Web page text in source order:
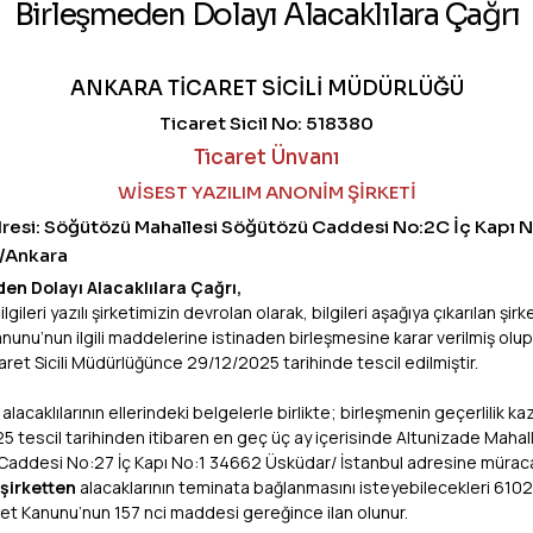
kullanılması ve/veya Şirketimizin düzenlediği
da otomatik olmayan yöntemlerle, ofisler, şubeler, çağrı
olarak toplanabilir. Kişisel verileriniz elektronik
ortamlarda yetkisiz erişime maruz
ile teknik güvenlik altyapı geliştirmeleri
kullanılmamak kaydı ile gerekli tüm bilgi güvenliği
kıldığı süre boyunca saklanacak ve işlenecektir. Bu
çıkarılacaktır.
Birleşmeden Dolayı Alacaklılara Çağrı
ANKARA TİCARET SİCİLİ MÜDÜRLÜĞÜ
Ticaret Sicil No: 518380
Ticaret Ünvanı
WİSEST YAZILIM ANONİM ŞİRKETİ
Söğütözü Mahallesi Söğütözü Caddesi No:2C İç Kapı
Ankara
Dolayı Alacaklılara Çağrı,
yazılı şirketimizin devrolan olarak, bilgileri aşağıya çıkarılan
ilgili maddelerine istinaden birleşmesine karar verilmiş
Sicili Müdürlüğünce 29/12/2025 tarihinde tescil edilmiştir.
ellerindeki belgelerle birlikte; birleşmenin geçerlilik
tescil tarihinden itibaren en geç üç ay içerisinde Altunizade
Caddesi No:27 İç Kapı No:1 34662 Üsküdar/ İstanbul adresine
alacaklarının teminata bağlanmasını isteyebilecekleri 6102
Kanunu’nun 157 nci maddesi gereğince ilan olunur.